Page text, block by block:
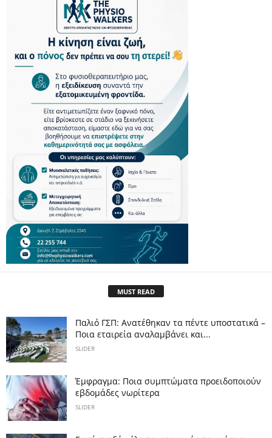
MUST READ
Παλιό ΓΣΠ: Ανατέθηκαν τα πέντε υποστατικά –
Ποια εταιρεία αναλαμβάνει και...
SLIDER
Έμφραγμα: Ποια συμπτώματα προειδοποιούν
εβδομάδες νωρίτερα
SLIDER